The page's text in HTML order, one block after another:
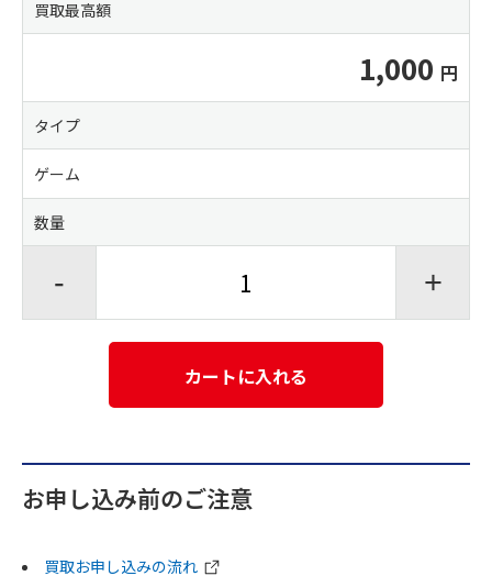
買取最高額
1,000
タイプ
ゲーム
数量
- +
カートに入れる
お申し込み前のご注意
買取お申し込みの流れ